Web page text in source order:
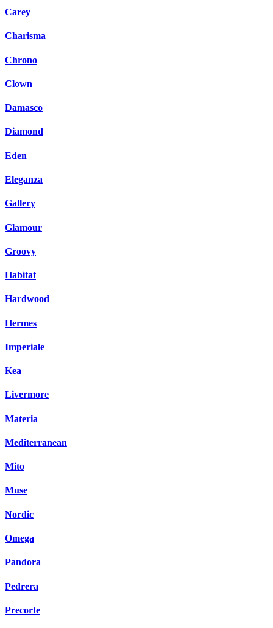
Carey
Charisma
Chrono
Clown
Damasco
Diamond
Eden
Eleganza
Gallery
Glamour
Groovy
Habitat
Hardwood
Hermes
Imperiale
Kea
Livermore
Materia
Mediterranean
Mito
Muse
Nordic
Omega
Pandora
Pedrera
Precorte